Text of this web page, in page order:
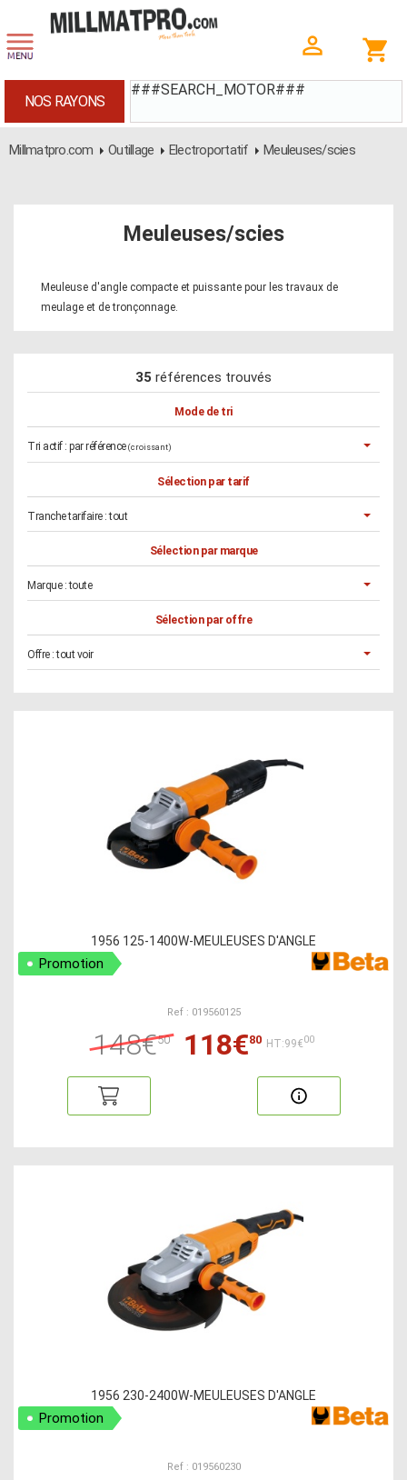
###SEARCH_MOTOR###
NOS RAYONS
Millmatpro.com Outillage Electroportatif Meuleuses/scies
Meuleuses/scies
Meuleuse d'angle compacte et puissante pour les travaux de
meulage et de tronçonnage.
35 références trouvés
Mode de tri
Tri actif : par référence (croissant)
Sélection par tarif
Tranche tarifaire :tout
Sélection par marque
Marque :toute
Sélection par offre
Offre :tout voir
1956 125-1400W-MEULEUSES D'ANGLE
Promotion
Ref : 019560125
148€50 118€80 HT:99€00
1956 230-2400W-MEULEUSES D'ANGLE
Promotion
Ref : 019560230